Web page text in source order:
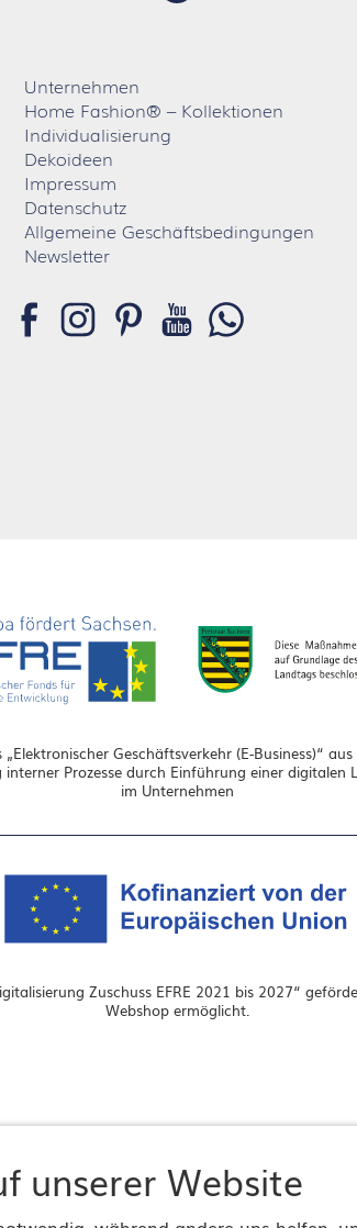
Unternehmen
Home Fashion® – Kollektionen
Individualisierung
Dekoideen
Impressum
Datenschutz
Allgemeine Geschäftsbedingungen
Newsletter
Geschäftsverkehr (E-Business)“
Prozesse durch Einführung einer
im Unternehmen
Zuschuss EFRE 2021 bis 2027“
Webshop ermöglicht.
unserer Website